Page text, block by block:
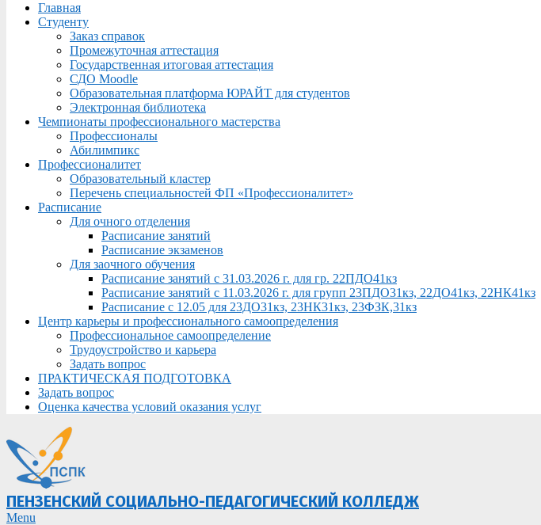
Menu
Главная
Студенту
Заказ справок
Промежуточная аттестация
Государственная итоговая аттестация
СДО Moodle
Образовательная платформа ЮРАЙТ для студентов
Электронная библиотека
Чемпионаты профессионального мастерства
Профессионалы
Абилимпикс
Профессионалитет
Образовательный кластер
Перечень специальностей ФП «Профессионалитет»
Расписание
Для очного отделения
Расписание занятий
Расписание экзаменов
Для заочного обучения
Расписание занятий с 31.03.2026 г. для гр. 22ПДО41кз
Расписание занятий с 11.03.2026 г. для групп 23ПДО31кз, 22ДО41кз, 22НК41кз
Расписание с 12.05 для 23ДО31кз, 23НК31кз, 23ФЗК,31кз
Центр карьеры и профессионального самоопределения
Профессиональное самоопределение
Трудоустройство и карьера
Задать вопрос
ПРАКТИЧЕСКАЯ ПОДГОТОВКА
Задать вопрос
Оценка качества условий оказания услуг
ПЕНЗЕНСКИЙ СОЦИАЛЬНО-ПЕДАГОГИЧЕСКИЙ КОЛЛЕДЖ
Primary
Menu